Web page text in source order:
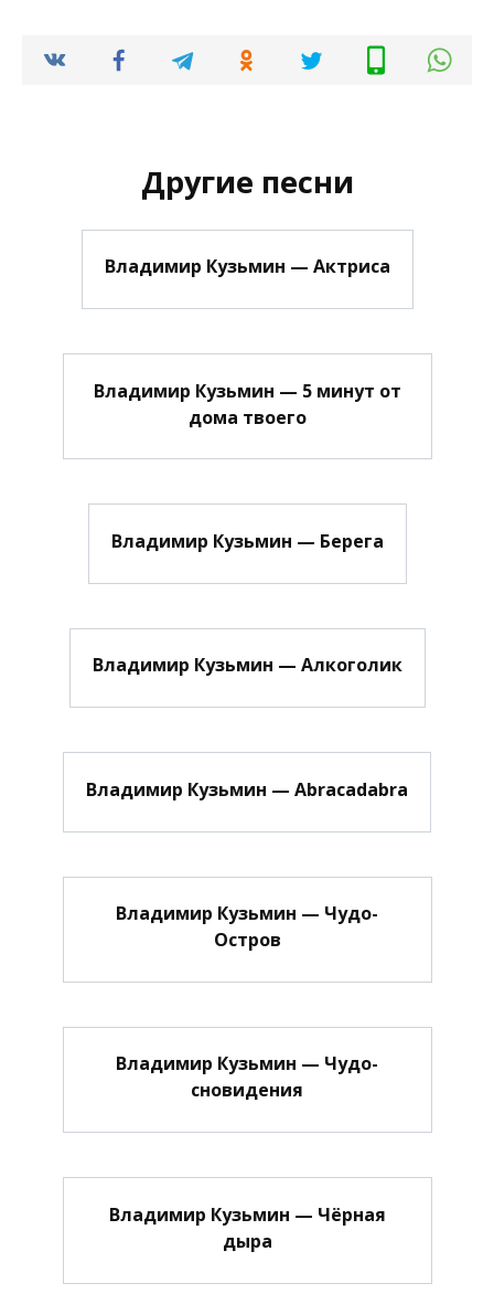
Другие песни
Владимир Кузьмин — Актриса
Владимир Кузьмин — 5 минут от
дома твоего
Владимир Кузьмин — Берега
Владимир Кузьмин — Алкоголик
Владимир Кузьмин — Abracadabra
Владимир Кузьмин — Чудо-
Остров
Владимир Кузьмин — Чудо-
сновидения
Владимир Кузьмин — Чёрная
дыра